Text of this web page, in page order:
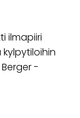
ilmapiiri
-